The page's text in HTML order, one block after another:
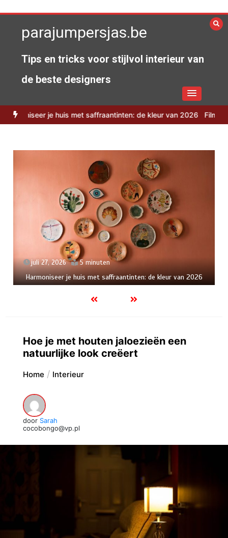
naar
inhoud
parajumpersjas.be
Tips en tricks voor stijlvol interieur van
de beste designers
je huis met saffraantinten: de kleur van 2026 Filmavonden
juli 27, 2026 5 minuten
Harmoniseer je huis met saffraantinten: de kleur van 2026
Hoe je met houten jaloezieën een
natuurlijke look creëert
Home Interieur
door Sarah
cocobongo@vp.pl